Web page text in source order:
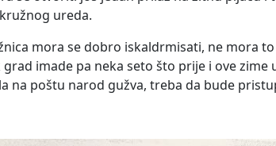
ureda.
mora se dobro iskaldrmisati, ne mora
imade pa neka seto što prije i ove
na poštu narod gužva, treba da bude